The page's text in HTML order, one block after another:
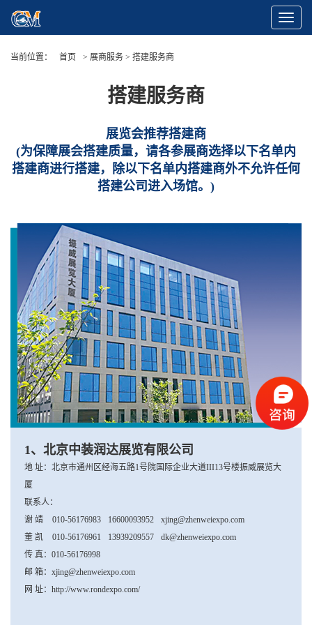
Toggle
当前位置：
首页 > 展商服务 > 搭建服务商
搭建服务商
展览会推荐搭建商
(为保障展会搭建质量，请各参展商选择以下名单内
搭建商进行搭建，除以下名单内搭建商外不允许任何
搭建公司进入场馆。)
1、北京中装润达展览有限公司
地 址：北京市通州区经海五路1号院国际企业大道III13号楼振威展览大
厦
联系人：
谢 靖
010-56176983 16600093952
xjing@zhenweiexpo.com
董 凯
010-56176961 13939209557
dk@zhenweiexpo.com
传 真：010-56176998
邮 箱：xjing@zhenweiexpo.com
网 址： http://www.rondexpo.com/